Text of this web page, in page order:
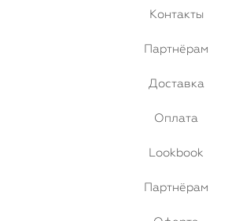
Контакты
Партнёрам
Доставка
Оплата
Lookbook
Партнёрам